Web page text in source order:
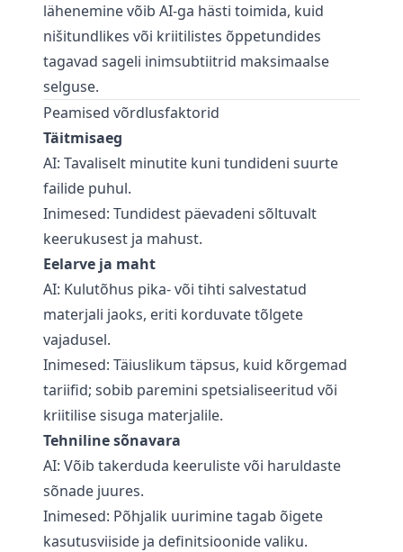
lähenemine võib AI-ga hästi toimida, kuid
nišitundlikes või kriitilistes õppetundides
tagavad sageli inimsubtiitrid maksimaalse
selguse.
Peamised võrdlusfaktorid
Täitmisaeg
AI: Tavaliselt minutite kuni tundideni suurte
failide puhul.
Inimesed: Tundidest päevadeni sõltuvalt
keerukusest ja mahust.
Eelarve ja maht
AI: Kulutõhus pika- või tihti salvestatud
materjali jaoks, eriti korduvate tõlgete
vajadusel.
Inimesed: Täiuslikum täpsus, kuid kõrgemad
tariifid; sobib paremini spetsialiseeritud või
kriitilise sisuga materjalile.
Tehniline sõnavara
AI: Võib takerduda keeruliste või haruldaste
sõnade juures.
Inimesed: Põhjalik uurimine tagab õigete
kasutusviiside ja definitsioonide valiku.